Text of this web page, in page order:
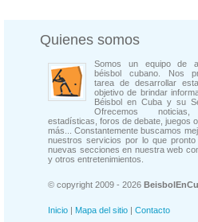
Quienes somos
Somos un equipo de
béisbol cubano. Nos
tarea de desarrollar
objetivo de brindar
Béisbol en Cuba y su
Ofrecemos noticias,
estadísticas, foros de debate, juegos
más... Constantemente buscamos
nuestros servicios por lo que pronto
nuevas secciones en nuestra web
y otros entretenimientos.
© copyright 2009 - 2026
Inicio | Mapa del sitio | Contacto